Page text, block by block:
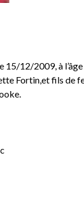
12/2009, à l’âge
Fortin,et fils de